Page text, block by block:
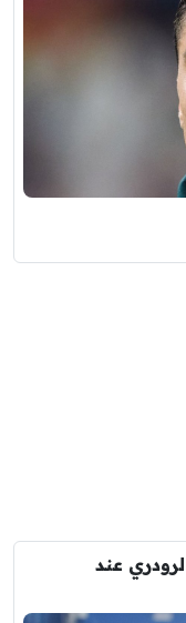
عند